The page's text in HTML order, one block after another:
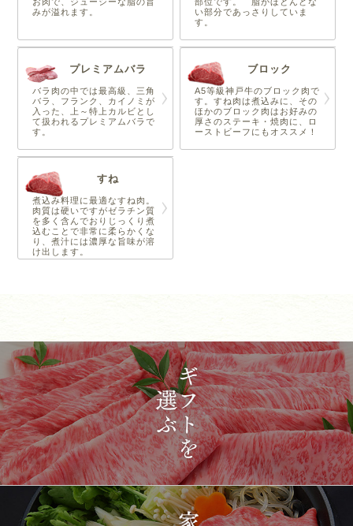
みが溢れます。
い部分であっさりしていま
す。
プレミアムバラ
バラ肉の中では最高級、三角
バラ、フランク、カイノミが
入った、上～特上カルビとし
て扱われるプレミアムバラで
す。
ブロック
A5等級神戸牛のブロック肉で
す。すね肉は煮込みに、その
ほかのブロック肉はお好みの
厚さのステーキ・焼肉に、ロ
ーストビーフにもオススメ！
すね
煮込み料理に最適なすね肉。
肉質は硬いですがゼラチン質
を多く含んでおりじっくり煮
込むことで非常に柔らかくな
り、煮汁には濃厚な旨味が溶
け出します。